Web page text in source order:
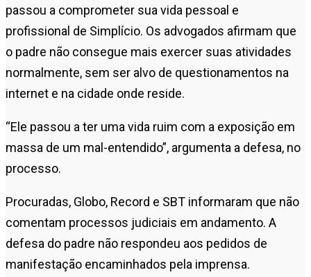
passou a comprometer sua vida pessoal e
profissional de Simplício. Os advogados afirmam que
o padre não consegue mais exercer suas atividades
normalmente, sem ser alvo de questionamentos na
internet e na cidade onde reside.
“Ele passou a ter uma vida ruim com a exposição em
massa de um mal-entendido”, argumenta a defesa, no
processo.
Procuradas, Globo, Record e SBT informaram que não
comentam processos judiciais em andamento. A
defesa do padre não respondeu aos pedidos de
manifestação encaminhados pela imprensa.